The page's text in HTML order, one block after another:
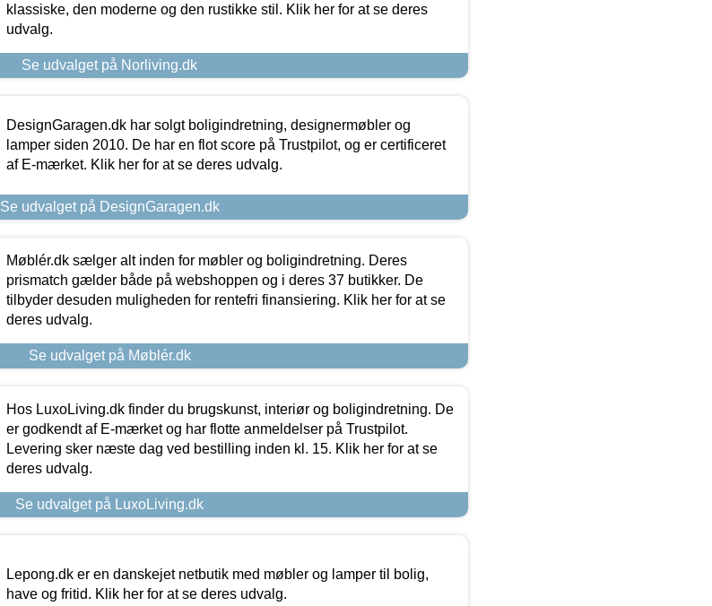
klassiske, den moderne og den rustikke stil. Klik her for at se deres
udvalg.
Se udvalget på Norliving.dk
DesignGaragen.dk har solgt boligindretning, designermøbler og
lamper siden 2010. De har en flot score på Trustpilot, og er certificeret
af E-mærket. Klik her for at se deres udvalg.
Se udvalget på DesignGaragen.dk
Møblér.dk sælger alt inden for møbler og boligindretning. Deres
prismatch gælder både på webshoppen og i deres 37 butikker. De
tilbyder desuden muligheden for rentefri finansiering. Klik her for at se
deres udvalg.
Se udvalget på Møblér.dk
Hos LuxoLiving.dk finder du brugskunst, interiør og boligindretning. De
er godkendt af E-mærket og har flotte anmeldelser på Trustpilot.
Levering sker næste dag ved bestilling inden kl. 15. Klik her for at se
deres udvalg.
Se udvalget på LuxoLiving.dk
Lepong.dk er en danskejet netbutik med møbler og lamper til bolig,
have og fritid. Klik her for at se deres udvalg.